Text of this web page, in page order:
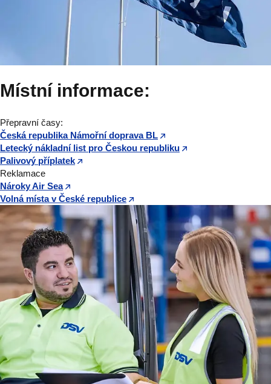
Místní informace:
Přepravní časy:
Česká republika Námořní doprava BL
Letecký nákladní list pro Českou republiku
Palivový příplatek
Reklamace
Nároky Air Sea
Volná místa v České republice